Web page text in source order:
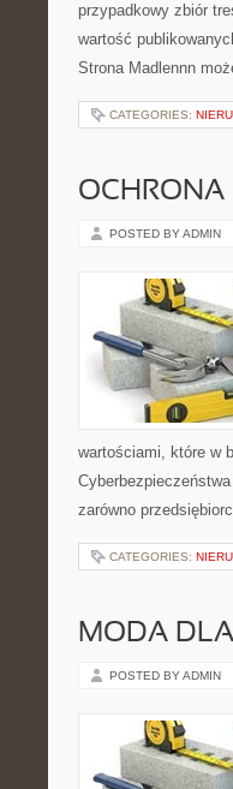
przypadkowy zbiór
wartość
Strona Madlennn
CATEGORIES:
OCHRONA
POSTED BY ADMIN
wartościami, które w
zarówno
CATEGORIES:
MODA
POSTED BY ADMIN